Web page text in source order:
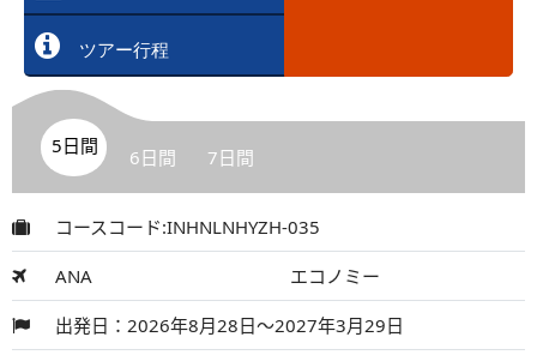
ツアー行程
5日間 6日間 7日間
コースコード:INHNLNHYZH-035
ANA エコノミー
出発日：2026年8月28日～2027年3月29日